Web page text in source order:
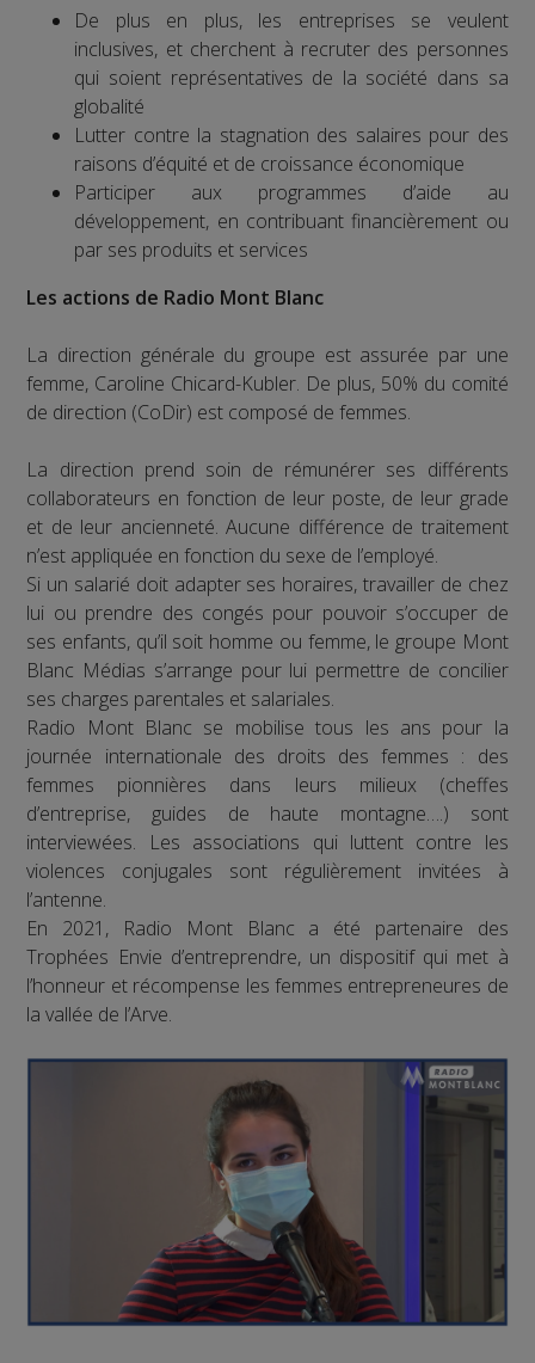
De plus en plus, les entreprises se veulent
inclusives, et cherchent à recruter des personnes
qui soient représentatives de la société dans sa
globalité
Lutter contre la stagnation des salaires pour des
raisons d’équité et de croissance économique
Participer aux programmes d’aide au
développement, en contribuant financièrement ou
par ses produits et services
Les actions de Radio Mont Blanc
La direction générale du groupe est assurée par une
femme, Caroline Chicard-Kubler. De plus, 50% du comité
de direction (CoDir) est composé de femmes.
La direction prend soin de rémunérer ses différents
collaborateurs en fonction de leur poste, de leur grade
et de leur ancienneté. Aucune différence de traitement
n’est appliquée en fonction du sexe de l’employé.
Si un salarié doit adapter ses horaires, travailler de chez
lui ou prendre des congés pour pouvoir s’occuper de
ses enfants, qu’il soit homme ou femme, le groupe Mont
Blanc Médias s’arrange pour lui permettre de concilier
ses charges parentales et salariales.
Radio Mont Blanc se mobilise tous les ans pour la
journée internationale des droits des femmes : des
femmes pionnières dans leurs milieux (cheffes
d’entreprise, guides de haute montagne….) sont
interviewées. Les associations qui luttent contre les
violences conjugales sont régulièrement invitées à
l’antenne.
En 2021, Radio Mont Blanc a été partenaire des
Trophées Envie d’entreprendre, un dispositif qui met à
l’honneur et récompense les femmes entrepreneures de
la vallée de l’Arve.